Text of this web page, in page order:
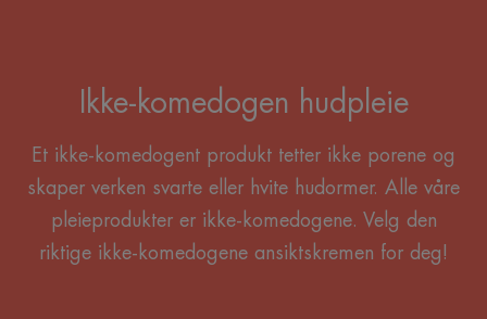
Ikke-komedogen hudpleie
Et ikke-komedogent produkt tetter ikke porene og
skaper verken svarte eller hvite hudormer. Alle våre
pleieprodukter er ikke-komedogene. Velg den
riktige ikke-komedogene ansiktskremen for deg!